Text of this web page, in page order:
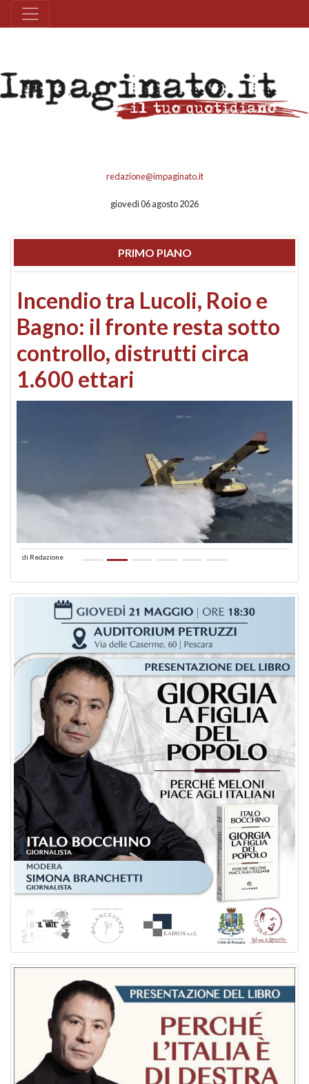
redazione@impaginato.it
giovedì 06 agosto 2026
PRIMO PIANO
Incendio tra Lucoli, Roio e
Bagno: il fronte resta sotto
controllo, distrutti circa
1.600 ettari
di Redazione